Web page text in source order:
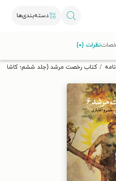
دسته‌بندی‌ها
دریافت کن.
کتاب رخصت مرشد (جلد ششم؛ کاشان)
نظرات (۰)